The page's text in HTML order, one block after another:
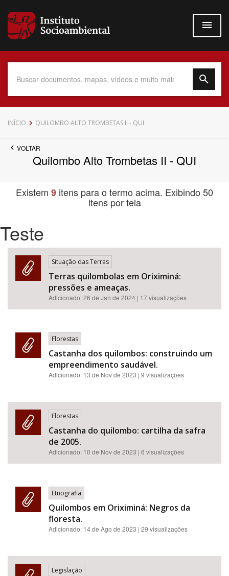
para
conteúdo
Data do Documento
Tema
Área de Levantamento
Área Protegida
INÍCIO QUILOMBO ALTO TROMBETAS II - QUI
VOLTAR
Quilombo Alto Trombetas II - QUI
Existem 9 itens para o termo acima. Exibindo 50
itens por tela
Teste
Situação das Terras
Terras quilombolas em Oriximiná:
pressões e ameaças.
Adicionado:26 de Jan de 2024 | 17 visualizações
Florestas
Castanha dos quilombos: construindo um
empreendimento saudável.
Adicionado: 13 de Nov de 2023 | 9 visualizações
Florestas
Castanha do quilombo: cartilha da safra
de 2005.
Adicionado: 10 de Nov de 2023 | 6 visualizações
Etnografia
Quilombos em Oriximiná: Negros da
floresta.
Adicionado: 14 de Ago de 2023 | 29 visualizações
Legislação